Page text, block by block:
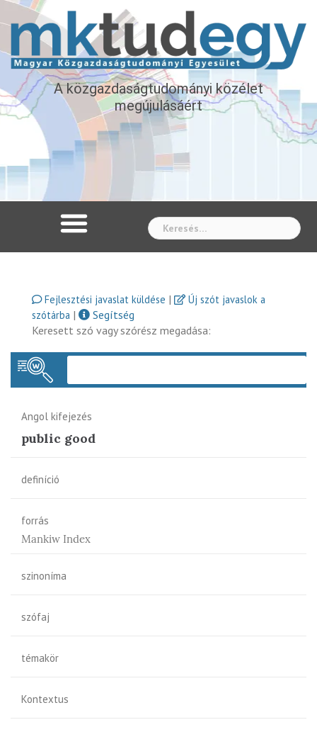
A közgazdaságtudományi közélet
megújulásáért
Fejlesztési javaslat küldése |
Új szót javaslok a
szótárba |
Segítség
Keresett szó vagy szórész megadása:
Angol kifejezés
public good
definíció
forrás
Mankiw Index
szinoníma
szófaj
témakör
Kontextus